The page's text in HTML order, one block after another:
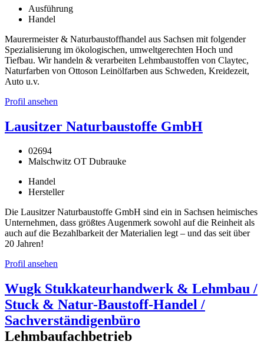
Ausführung
Handel
Maurermeister & Naturbaustoffhandel aus Sachsen mit folgender
Spezialisierung im ökologischen, umweltgerechten Hoch und
Tiefbau. Wir handeln & verarbeiten Lehmbaustoffen von Claytec,
Naturfarben von Ottoson Leinölfarben aus Schweden, Kreidezeit,
Auto u.v.
Profil ansehen
Lausitzer Naturbaustoffe GmbH
02694
Malschwitz OT Dubrauke
Handel
Hersteller
Die Lausitzer Naturbaustoffe GmbH sind ein in Sachsen heimisches
Unternehmen, dass größtes Augenmerk sowohl auf die Reinheit als
auch auf die Bezahlbarkeit der Materialien legt – und das seit über
20 Jahren!
Profil ansehen
Wugk Stukkateurhandwerk & Lehmbau /
Stuck & Natur-Baustoff-Handel /
Sachverständigenbüro
Lehmbaufachbetrieb